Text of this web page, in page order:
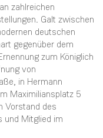
zahlreichen
Galt zwischen
deutschen
gegenüber dem
zum Königlich
von
in Hermann
Maximiliansplatz 5
Vorstand des
und Mitglied im